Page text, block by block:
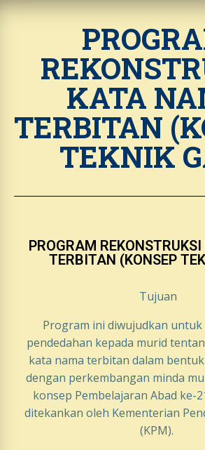
KATA
TERBITAN
TEKNIK
PROGRAM
TERBITAN (KONSEP
Tujuan
Program ini diwujudkan
pendedahan kepada murid
kata nama terbitan dalam
dengan perkembangan minda
konsep Pembelajaran Abad ke-
ditekankan oleh Kementerian
(KPM).